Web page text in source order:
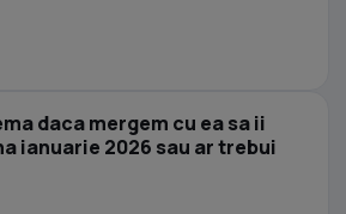
daca mergem cu ea sa ii
ianuarie 2026 sau ar trebui